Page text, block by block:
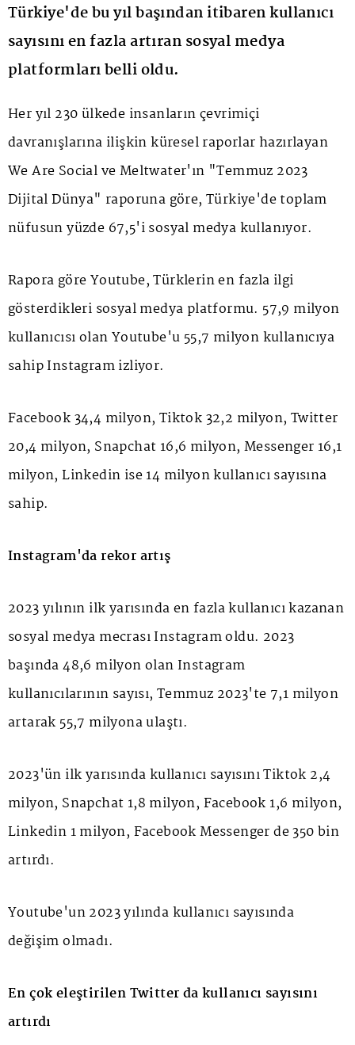
Türkiye'de bu yıl başından itibaren kullanıcı
sayısını en fazla artıran sosyal medya
platformları belli oldu.
Her yıl 230 ülkede insanların çevrimiçi
davranışlarına ilişkin küresel raporlar hazırlayan
We Are Social ve Meltwater'ın "Temmuz 2023
Dijital Dünya" raporuna göre, Türkiye'de toplam
nüfusun yüzde 67,5'isosyal medyakullanıyor.
Rapora göre Youtube, Türklerin en fazla ilgi
gösterdikleri sosyal medya platformu. 57,9 milyon
kullanıcısı olan Youtube'u 55,7 milyon kullanıcıya
sahip Instagram izliyor.
Facebook 34,4 milyon, Tiktok 32,2 milyon, Twitter
20,4 milyon, Snapchat 16,6 milyon, Messenger 16,1
milyon, Linkedin ise 14 milyon kullanıcı sayısına
sahip.
Instagram'da rekor artış
2023 yılının ilk yarısında en fazla kullanıcı kazanan
sosyal medya mecrası Instagram oldu. 2023
başında 48,6 milyon olan Instagram
kullanıcılarının sayısı, Temmuz 2023'te 7,1 milyon
artarak 55,7 milyona ulaştı.
2023'ün ilk yarısında kullanıcı sayısını Tiktok 2,4
milyon, Snapchat 1,8 milyon, Facebook 1,6 milyon,
Linkedin 1 milyon, Facebook Messenger de 350 bin
artırdı.
Youtube'un 2023 yılında kullanıcı sayısında
değişim olmadı.
En çok eleştirilen Twitter da kullanıcı sayısını
artırdı